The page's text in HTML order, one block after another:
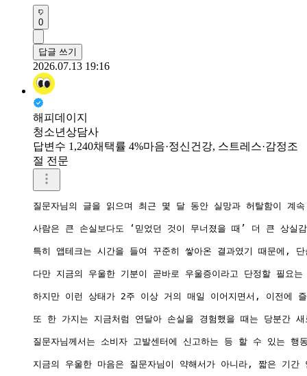
0
답글 쓰기
2026.07.13 19:16
해피데이지
청소년상담사
답변수 1,240채택률 4%마음·정신건강, 스트레스·감정조
절 전문
질문자님의 글을 읽으며 최근 몇 달 동안 실망과 허탈함이 계
사람은 큰 손실보다도 ‘믿었던 것이 무너졌을 때’ 더 큰 상실
특히 앱테크는 시간을 들여 꾸준히 쌓아온 결과였기 때문에,
다만 지금의 우울한 기분이 곧바로 우울증이라고 단정할 필요
하지만 이런 상태가 2주 이상 거의 매일 이어지면서, 이전에
또 한 가지는 지금처럼 연달아 손실을 경험했을 때는 당분간
질문자님께서는 소비자 고발센터에 신고하는 등 할 수 있는
지금의 우울한 마음은 질문자님이 약해서가 아니라, 짧은 기